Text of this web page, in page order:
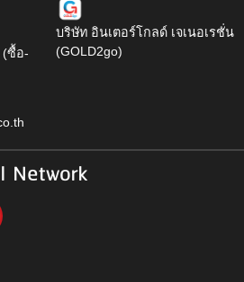
(ซื้อ-
บริษัท อินเตอร์โกลด์ เจเนอเรชั่น
(GOLD2go)
Network